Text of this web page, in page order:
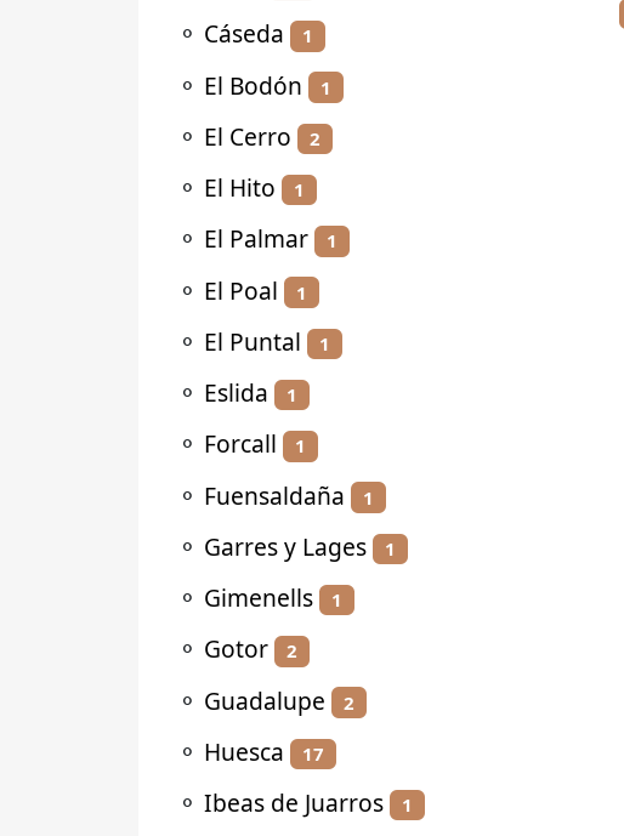
⚬ Cáseda 1
⚬ El Bodón 1
⚬ El Cerro 2
⚬ El Hito 1
⚬ El Palmar 1
⚬ El Poal 1
⚬ El Puntal 1
⚬ Eslida 1
⚬ Forcall 1
⚬ Fuensaldaña 1
⚬ Garres y Lages 1
⚬ Gimenells 1
⚬ Gotor 2
⚬ Guadalupe 2
⚬ Huesca 17
⚬ Ibeas de Juarros 1